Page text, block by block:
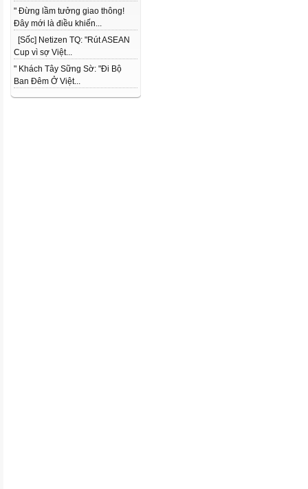
" Đừng lầm tưởng giao thông!
Đây mới là điều khiến...
[Sốc] Netizen TQ: "Rút ASEAN
Cup vì sợ Việt...
" Khách Tây Sững Sờ: "Đi Bộ
Ban Đêm Ở Việt...